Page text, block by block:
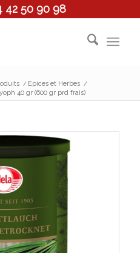
42 50 90 98
/ Epices et Herbes /
40 gr (600 gr prd frais)